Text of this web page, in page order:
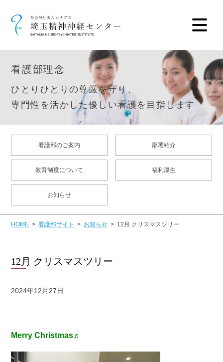
看護部理念
ひとりひとりの尊厳を守り、
専門性を活かした優しい看護を目指します
看護部のご案内 部署紹介
教育制度について 福利厚生
お知らせ
HOME 看護部サイト お知らせ 12月 クリスマスツリー
12月 クリスマスツリー
2024年12月27日
Merry Christmas♬